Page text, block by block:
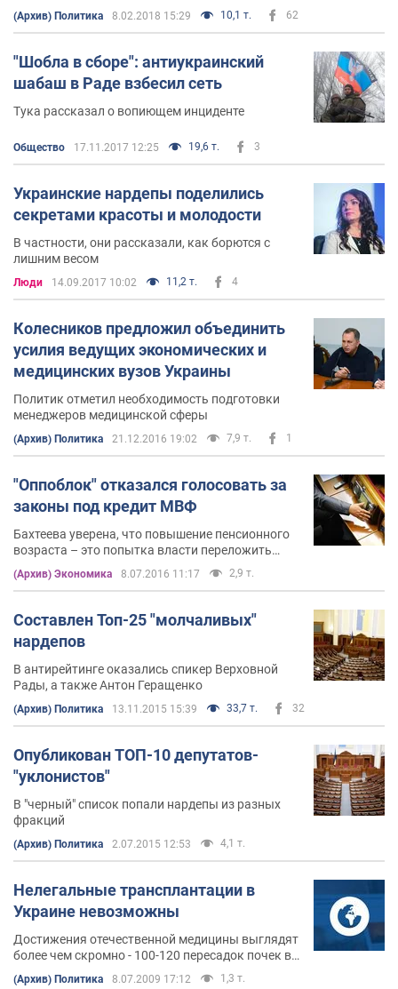
(Архив) Политика 8.02.2018 15:29 10,1 т. 62
"Шобла в сборе": антиукраинский
шабаш в Раде взбесил сеть
Тука рассказал о вопиющем инциденте
Общество 17.11.2017 12:25 19,6 т. 3
Украинские нардепы поделились
секретами красоты и молодости
В частности, они рассказали, как борются с
лишним весом
Люди 14.09.2017 10:02 11,2 т. 4
Колесников предложил объединить
усилия ведущих экономических и
медицинских вузов Украины
Политик отметил необходимость подготовки
менеджеров медицинской сферы
(Архив) Политика 21.12.2016 19:02 7,9 т. 1
"Оппоблок" отказался голосовать за
законы под кредит МВФ
Бахтеева уверена, что повышение пенсионного
возраста – это попытка власти переложить
неспособность управлять экономикой страны
на плечи простых людей
(Архив) Экономика 8.07.2016 11:17 2,9 т.
Составлен Топ-25 "молчаливых"
нардепов
В антирейтинге оказались спикер Верховной
Рады, а также Антон Геращенко
(Архив) Политика 13.11.2015 15:39 33,7 т. 32
Опубликован ТОП-10 депутатов-
"уклонистов"
В "черный" список попали нардепы из разных
фракций
(Архив) Политика 2.07.2015 12:53 4,1 т.
Нелегальные трансплантации в
Украине невозможны
Достижения отечественной медицины выглядят
более чем скромно - 100-120 пересадок почек в
год, всего четыре пересадки сердца, 58
(Архив) Политика 8.07.2009 17:12 1,3 т.